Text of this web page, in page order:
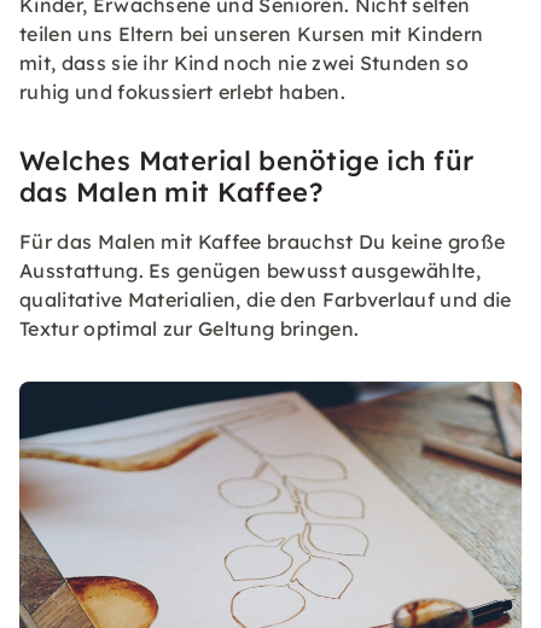
Kinder, Erwachsene und Senioren. Nicht selten
teilen uns Eltern bei unseren Kursen mit Kindern
mit, dass sie ihr Kind noch nie zwei Stunden so
ruhig und fokussiert erlebt haben.
Welches Material benötige ich für
das Malen mit Kaffee?
Für das Malen mit Kaffee brauchst Du keine große
Ausstattung. Es genügen bewusst ausgewählte,
qualitative Materialien, die den Farbverlauf und die
Textur optimal zur Geltung bringen.